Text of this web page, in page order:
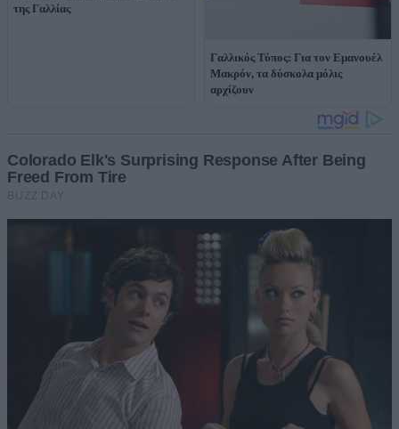
της Γαλλίας
Γαλλικός Τύπος: Για τον Εμανουέλ
Μακρόν, τα δύσκολα μόλις
αρχίζουν